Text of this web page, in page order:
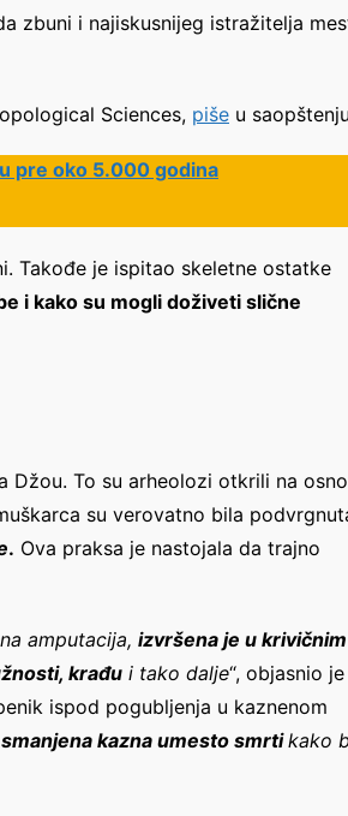
zbuni i najiskusnijeg istražitelja
Sciences, piše u
pre oko 5.000 godina
Takođe je ispitao skeletne ostatke
i kako su mogli doživeti slične
To su arheolozi otkrili na
su verovatno bila
. Ova praksa je nastojala da trajno
amputacija, izvršena je u krivičnim
krađu i tako dalje“, objasnio je
ispod pogubljenja u kaznenom
kazna umesto smrtikako